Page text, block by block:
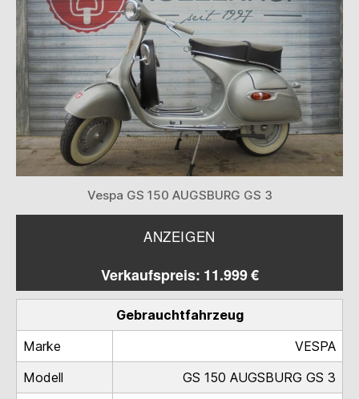
Vespa GS 150 AUGSBURG GS 3
ANZEIGEN
Verkaufspreis: 11.999 €
Gebrauchtfahrzeug
Marke
VESPA
Modell
GS 150 AUGSBURG GS 3